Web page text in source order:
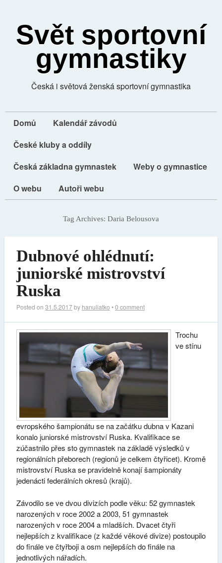
Svět sportovní
gymnastiky
Česká i světová ženská sportovní gymnastika
Domů
Kalendář závodů
České kluby a oddíly
Česká základna gymnastek
Weby o gymnastice
O webu
Autoři webu
Tag Archives: Daria Belousova
Dubnové ohlédnutí:
juniorské mistrovství
Ruska
Posted on 31.5.2017by hanuliatko •0 comment
Trochu
ve stínu
evropského šampionátu se na začátku dubna v Kazani
konalo juniorské mistrovství Ruska. Kvalifikace se
zúčastnilo přes sto gymnastek na základě výsledků v
regionálních přeborech (regionů je celkem čtyřicet). Kromě
mistrovství Ruska se pravidelně konají šampionáty
jedenácti federálních okresů (krajů).
Závodilo se ve dvou divizích podle věku: 52 gymnastek
narozených v roce 2002 a 2003, 51 gymnastek
narozených v roce 2004 a mladších. Dvacet čtyři
nejlepších z kvalifikace (z každé věkové divize) postoupilo
do finále ve čtyřboji a osm nejlepších do finále na
jednotlivých nářadích.